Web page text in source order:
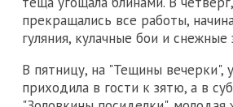
прекращались все работы,
гуляния, кулачные бои и снежные
В пятницу, на "Тещины вечерки",
приходила в гости к зятю, а в